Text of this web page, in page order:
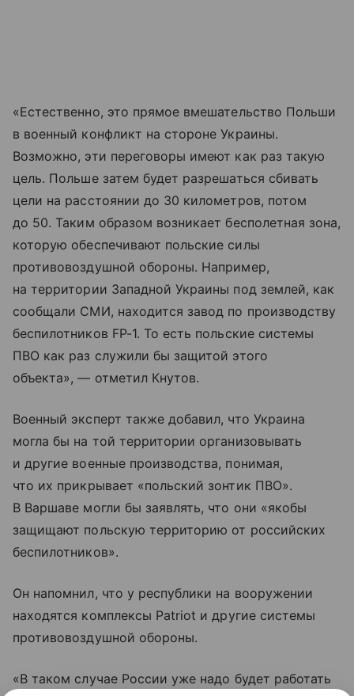
«Естественно, это прямое вмешательство Польши
в военный конфликт на стороне Украины.
Возможно, эти переговоры имеют как раз такую
цель. Польше затем будет разрешаться сбивать
цели на расстоянии до 30 километров, потом
до 50. Таким образом возникает бесполетная зона,
которую обеспечивают польские силы
противовоздушной обороны. Например,
на территории Западной Украины под землей, как
сообщали СМИ, находится завод по производству
беспилотников FP-1. То есть польские системы
ПВО как раз служили бы защитой этого
объекта», — отметил Кнутов.
Военный эксперт также добавил, что Украина
могла бы на той территории организовывать
и другие военные производства, понимая,
что их прикрывает «польский зонтик ПВО».
В Варшаве могли бы заявлять, что они «якобы
защищают польскую территорию от российских
беспилотников».
Он напомнил, что у республики на вооружении
находятся комплексы Patriot и другие системы
противовоздушной обороны.
«В таком случае России уже надо будет работать